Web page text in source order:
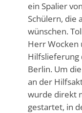
ein Spalier
Schülern, die
wünschen.
Herr Wocken
Hilfslieferung
Berlin. Um
an der
wurde direkt
gestartet, in